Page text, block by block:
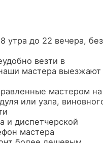
утра до 22 вечера, без
везти в
мастера выезжают
мастером на
или узла,
и диспетчерской
мастера